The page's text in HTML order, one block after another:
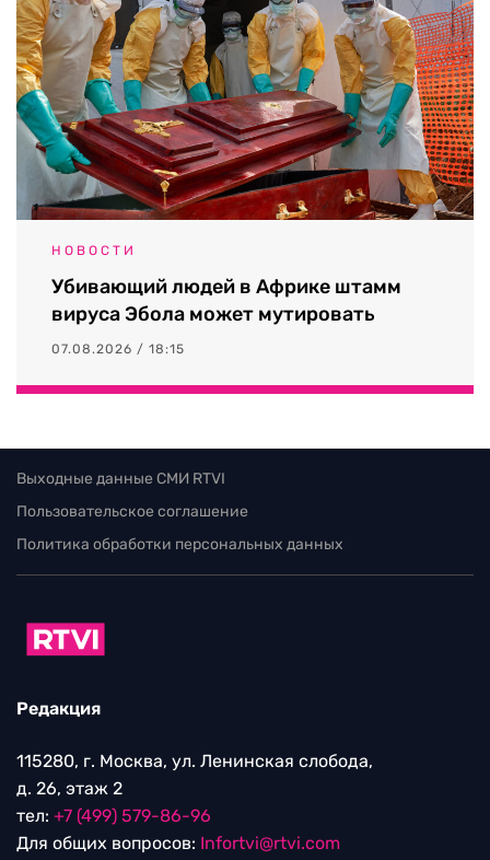
НОВОСТИ
Убивающий людей в Африке штамм
вируса Эбола может мутировать
07.08.2026 / 18:15
Выходные данные СМИ RTVI
Пользовательское соглашение
Политика обработки персональных данных
Редакция
115280, г. Москва, ул. Ленинская слобода,
д. 26, этаж 2
тел: +7 (499) 579-86-96
Для общих вопросов: Infortvi@rtvi.com